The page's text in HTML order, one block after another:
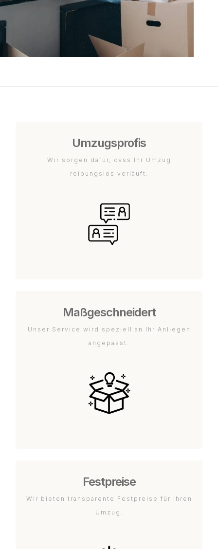
Umzugsprofis
Wir sorgen dafür, dass Ihr Umzug
reibungslos verläuft.
Maßgeschneidert
Unser Service wird speziell an Ihr Anliegen
angepasst.
Festpreise
Wir bieten transparente Festpreise für Ihren
Umzug.